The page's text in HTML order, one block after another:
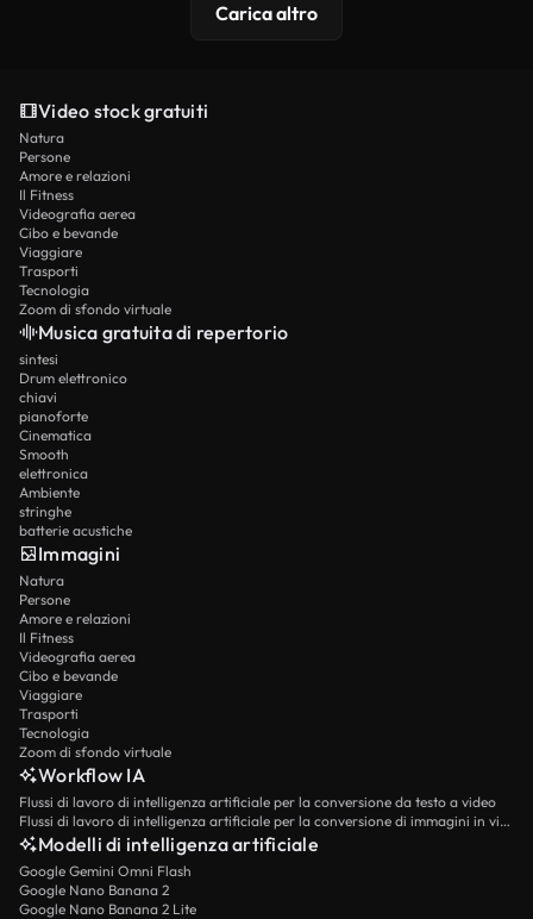
Carica altro
Video stock gratuiti
Natura
Persone
Amore e relazioni
Il Fitness
Videografia aerea
Cibo e bevande
Viaggiare
Trasporti
Tecnologia
Zoom di sfondo virtuale
Musica gratuita di repertorio
sintesi
Drum elettronico
chiavi
pianoforte
Cinematica
Smooth
elettronica
Ambiente
stringhe
batterie acustiche
Immagini
Natura
Persone
Amore e relazioni
Il Fitness
Videografia aerea
Cibo e bevande
Viaggiare
Trasporti
Tecnologia
Zoom di sfondo virtuale
Workflow IA
Flussi di lavoro di intelligenza artificiale per la conversione da testo a video
Flussi di lavoro di intelligenza artificiale per la conversione di immagini in video
Modelli di intelligenza artificiale
Google Gemini Omni Flash
Google Nano Banana 2
Google Nano Banana 2 Lite